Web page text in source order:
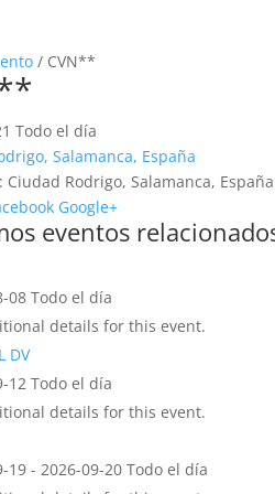
/ CVN**
Todo el día
Salamanca, España
Ciudad Rodrigo, Salamanca, España
Google+
eventos
08 Todo el día
details for this event.
DV
12 Todo el día
details for this event.
19 - 2026-09-20 Todo el día